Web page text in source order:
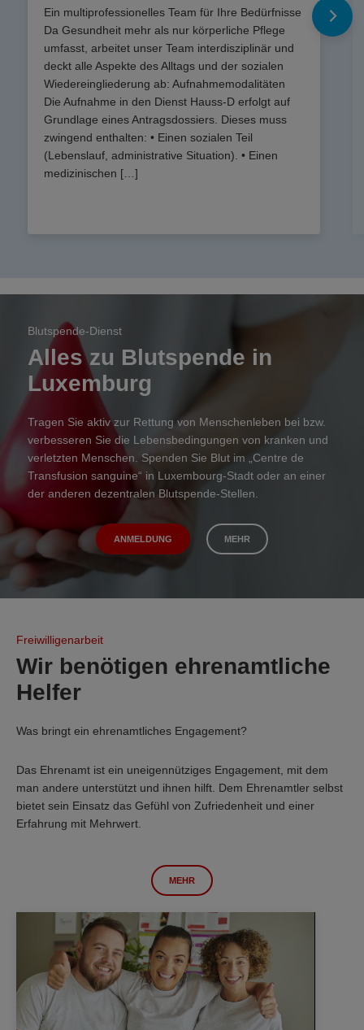
Ein multiprofessionelles Team für Ihre Bedürfnisse
Da Gesundheit mehr als nur körperliche Pflege
umfasst, arbeitet unser Team interdisziplinär und
deckt alle Aspekte des Alltags und der sozialen
Wiedereingliederung ab: Aufnahmemodalitäten
Die Aufnahme in den Dienst Hauss-D erfolgt auf
Grundlage eines Antragsdossiers. Dieses muss
zwingend enthalten: • Einen sozialen Teil
(Lebenslauf, administrative Situation). • Einen
medizinischen […]
Blutspende-Dienst
Alles zu Blutspende in
Luxemburg
Tragen Sie aktiv zur Rettung von Menschenleben bei bzw.
verbesseren Sie die Lebensbedingungen von kranken und
verletzten Menschen. Spenden Sie Blut im „Centre de
Transfusion sanguine“ in Luxembourg-Stadt oder an einer
der anderen dezentralen Blutspende-Stellen.
ANMELDUNG MEHR
Freiwilligenarbeit
Wir benötigen ehrenamtliche
Helfer
Was bringt ein ehrenamtliches Engagement?
Das Ehrenamt ist ein uneigennütziges Engagement, mit dem
man andere unterstützt und ihnen hilft. Dem Ehrenamtler selbst
bietet sein Einsatz das Gefühl von Zufriedenheit und einer
Erfahrung mit Mehrwert.
MEHR